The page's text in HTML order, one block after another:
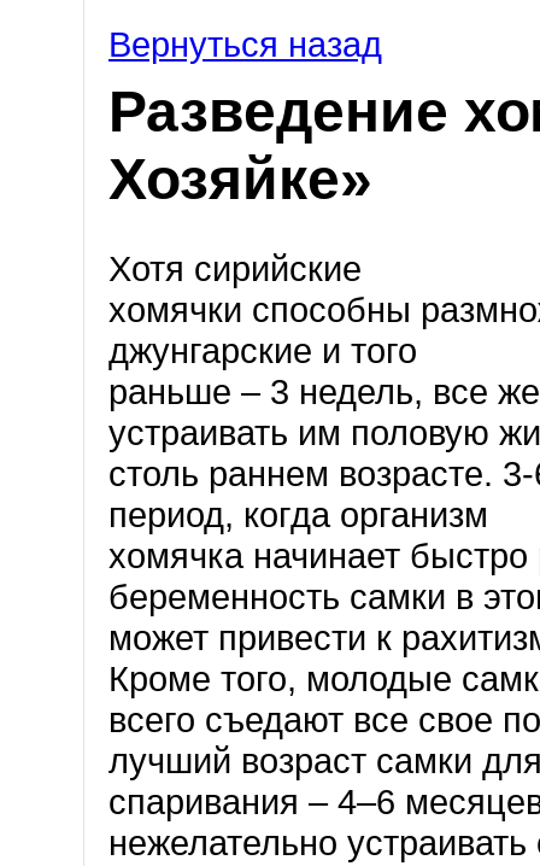
Вернуться назад
Разведение
Хозяйке»
Хотя сирийские
хомячки способны
джунгарские и того
раньше – 3 недель, все
устраивать им половую
столь раннем возрасте.
период, когда организм
хомячка начинает
беременность самки в
может привести к
Кроме того, молодые
всего съедают все свое
лучший возраст самки
спаривания – 4–6
нежелательно устраивать